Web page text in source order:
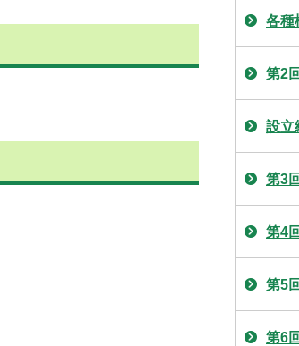
各種
第2
設立
第3
第4
第5
第6